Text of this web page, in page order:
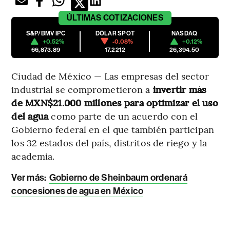
ÚLTIMAS COTIZACIONES
S&P/BMV IPC
+0.52%
66,873.89
DÓLAR SPOT
-0.08%
17.2212
NASDAQ
+0.12%
26,394.50
Ciudad de México — Las empresas del sector
industrial se comprometieron a invertir más
de MXN$21.000 millones para optimizar el uso
del aguacomo parte de un acuerdo con el
Gobierno federal en el que también participan
los 32 estados del país, distritos de riego y la
academia.
Ver más: Gobierno de Sheinbaum ordenará
concesiones de agua en México